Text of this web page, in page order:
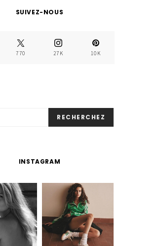
SUIVEZ-NOUS
770 27K 10K
RECHERCHEZ
INSTAGRAM